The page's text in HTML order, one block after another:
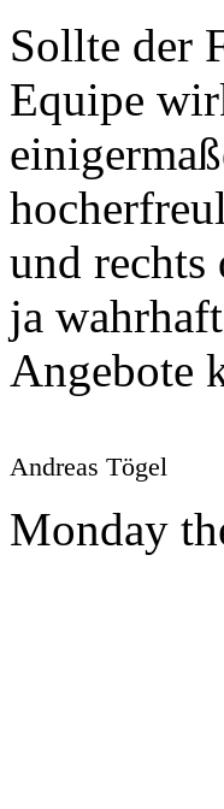
Sollte der
Equipe
und
ja
Angebote
Andreas Tögel
Monday